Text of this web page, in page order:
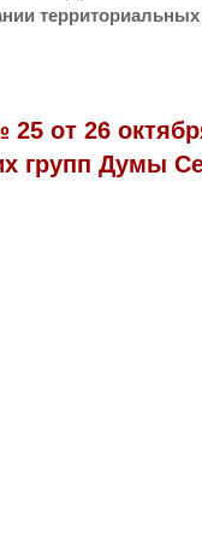
от 26
групп Думы